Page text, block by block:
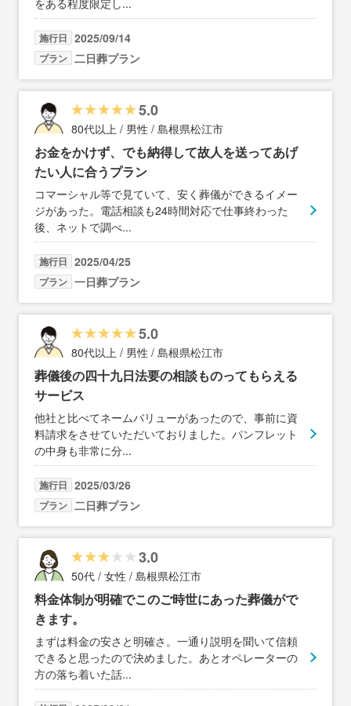
施行日 2025/09/14
プラン 二日葬プラン
5.0
80代以上 / 男性 / 島根県松江市
お金をかけず、でも納得して故人を送ってあげ
たい人に合うプラン
コマーシャル等で見ていて、安く葬儀ができるイメー
ジがあった。電話相談も24時間対応で仕事終わった
後、ネットで調べ...
施行日 2025/04/25
プラン 一日葬プラン
5.0
80代以上 / 男性 / 島根県松江市
葬儀後の四十九日法要の相談ものってもらえる
サービス
他社と比べてネームバリューがあったので、事前に資
料請求をさせていただいておりました。パンフレット
の中身も非常に分...
施行日 2025/03/26
プラン 二日葬プラン
3.0
50代 / 女性 / 島根県松江市
料金体制が明確でこのご時世にあった葬儀がで
きます。
まずは料金の安さと明確さ。一通り説明を聞いて信頼
できると思ったので決めました。あとオペレーターの
方の落ち着いた話...